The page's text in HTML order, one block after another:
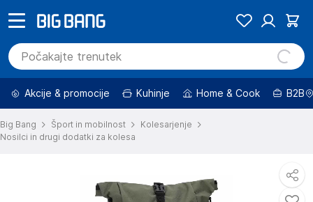
Akcije & promocije Kuhinje Home & Cook B2B
Big Bang Šport in mobilnost
Kolesarjenje
Nosilci in drugi dodatki za kolesa